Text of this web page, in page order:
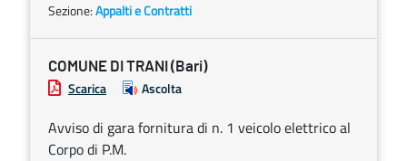
Sezione:Appalti e Contratti
COMUNE DI TRANI (Bari)
Scarica Ascolta
Avviso di gara fornitura di n. 1 veicolo elettrico al
Corpo di P.M.